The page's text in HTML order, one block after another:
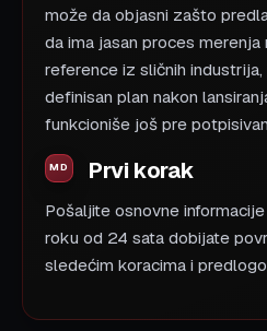
može da objasni zašto
da ima jasan proces
reference iz sličnih
definisan plan nakon
funkcioniše još pre
Prvi korak
Pošaljite osnovne
roku od 24 sata dobijate
sledećim koracima i